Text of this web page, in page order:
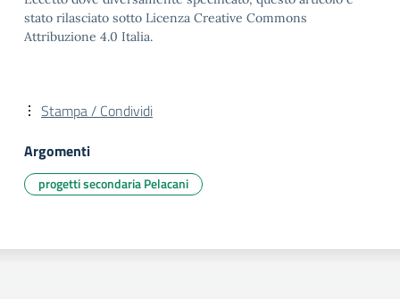
stato rilasciato sotto Licenza Creative Commons
Attribuzione 4.0 Italia.
Stampa / Condividi
Argomenti
progetti secondaria Pelacani